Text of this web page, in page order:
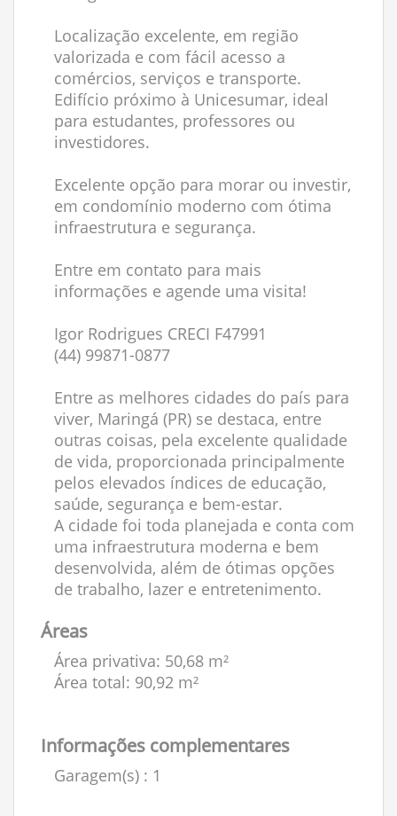
Localização excelente, em região
valorizada e com fácil acesso a
comércios, serviços e transporte.
Edifício próximo à Unicesumar, ideal
para estudantes, professores ou
investidores.
Excelente opção para morar ou investir,
em condomínio moderno com ótima
infraestrutura e segurança.
Entre em contato para mais
informações e agende uma visita!
Igor Rodrigues CRECI F47991
(44) 99871-0877
Entre as melhores cidades do país para
viver, Maringá (PR) se destaca, entre
outras coisas, pela excelente qualidade
de vida, proporcionada principalmente
pelos elevados índices de educação,
saúde, segurança e bem-estar.
A cidade foi toda planejada e conta com
uma infraestrutura moderna e bem
desenvolvida, além de ótimas opções
de trabalho, lazer e entretenimento.
Áreas
Área privativa: 50,68 m²
Área total: 90,92 m²
Informações complementares
Garagem(s) : 1